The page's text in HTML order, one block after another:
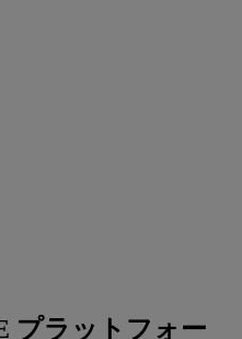
プラットフォー